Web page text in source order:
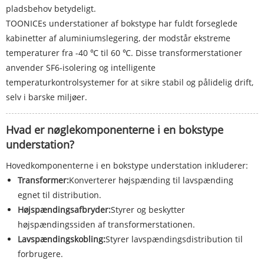
pladsbehov betydeligt.
TOONICEs understationer af bokstype har fuldt forseglede
kabinetter af aluminiumslegering, der modstår ekstreme
temperaturer fra -40 ℃ til 60 ℃. Disse transformerstationer
anvender SF6-isolering og intelligente
temperaturkontrolsystemer for at sikre stabil og pålidelig drift,
selv i barske miljøer.
Hvad er nøglekomponenterne i en bokstype
understation?
Hovedkomponenterne i en bokstype understation inkluderer:
Transformer:Konverterer højspænding til lavspænding
egnet til distribution.
Højspændingsafbryder:Styrer og beskytter
højspændingssiden af ​​transformerstationen.
Lavspændingskobling:Styrer lavspændingsdistribution til
forbrugere.